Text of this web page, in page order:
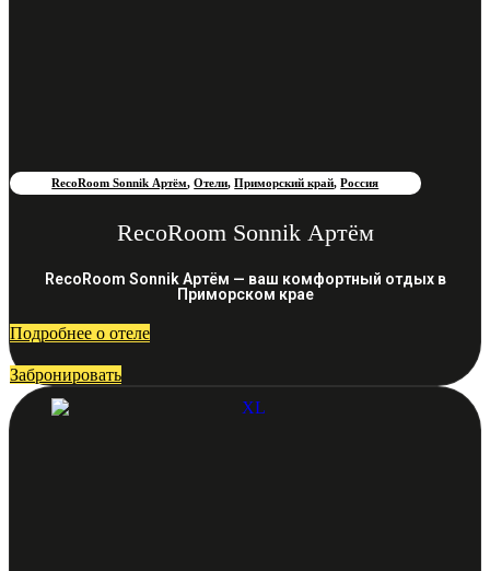
RecoRoom Sonnik Артём,Отели,Приморский край,Россия
RecoRoom Sonnik Артём
RecoRoom Sonnik Артём — ваш комфортный отдых в
Приморском крае
Подробнее о отеле
Забронировать